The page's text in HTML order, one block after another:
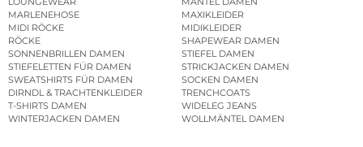
MARLENEHOSE
MAXIKLEIDER
MIDI RÖCKE
MIDIKLEIDER
RÖCKE
SHAPEWEAR DAMEN
SONNENBRILLEN DAMEN
STIEFEL DAMEN
STIEFELETTEN FÜR DAMEN
STRICKJACKEN DAMEN
SWEATSHIRTS FÜR DAMEN
SOCKEN DAMEN
DIRNDL & TRACHTENKLEIDER
TRENCHCOATS
T-SHIRTS DAMEN
WIDELEG JEANS
WINTERJACKEN DAMEN
WOLLMÄNTEL DAMEN